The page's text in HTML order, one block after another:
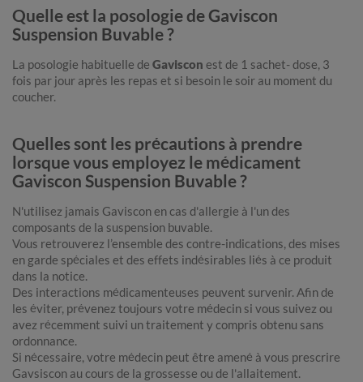
Quelle est la posologie de Gaviscon
Suspension Buvable ?
La posologie habituelle de Gaviscon est de 1 sachet- dose, 3
fois par jour après les repas et si besoin le soir au moment du
coucher.
Quelles sont les précautions à prendre
lorsque vous employez le médicament
Gaviscon Suspension Buvable ?
N'utilisez jamais Gaviscon en cas d'allergie à l'un des
composants de la suspension buvable.
Vous retrouverez l’ensemble des contre-indications, des mises
en garde spéciales et des effets indésirables liés à ce produit
dans la notice.
Des interactions médicamenteuses peuvent survenir. Afin de
les éviter, prévenez toujours votre médecin si vous suivez ou
avez récemment suivi un traitement y compris obtenu sans
ordonnance.
Si nécessaire, votre médecin peut être amené à vous prescrire
Gavsiscon au cours de la grossesse ou de l'allaitement.